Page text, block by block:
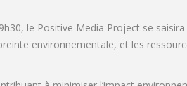
le Positive Media Project se
environnementale, et les